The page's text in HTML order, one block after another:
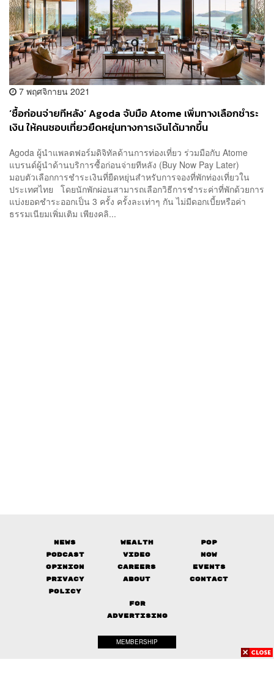
7 พฤศจิกายน 2021
‘ซื้อก่อนจ่ายทีหลัง’ Agoda จับมือ Atome เพิ่มทางเลือกชำระ
เงิน ให้คนชอบเที่ยวยืดหยุ่นทางการเงินได้มากขึ้น
Agoda ผู้นำแพลตฟอร์มดิจิทัลด้านการท่องเที่ยว ร่วมมือกับ Atome
แบรนด์ผู้นำด้านบริการซื้อก่อนจ่ายทีหลัง (Buy Now Pay Later)
มอบตัวเลือกการชำระเงินที่ยืดหยุ่นสำหรับการจองที่พักท่องเที่ยวใน
ประเทศไทย โดยนักพักผ่อนสามารถเลือกวิธีการชำระค่าที่พักด้วยการ
แบ่งยอดชำระออกเป็น 3 ครั้ง ครั้งละเท่าๆ กัน ไม่มีดอกเบี้ยหรือค่า
ธรรมเนียมเพิ่มเติม เพียงคลิ...
News Wealth
Pop
Podcast
Video
Now
Opinion
Careers
Events
Privacy
Policy
About Contact
FOR
ADVERTISING
MEMBERSHIP